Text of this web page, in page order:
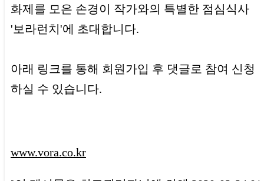
화제를 모은 손경이 작가와의 특별한 점심식사
'보라런치'에 초대합니다.
아래 링크를 통해 회원가입 후 댓글로 참여 신청
하실 수 있습니다.
www.vora.co.kr